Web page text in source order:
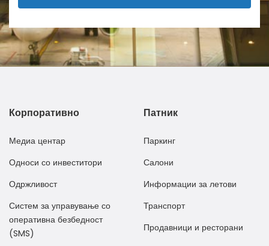
Корпоративно
Медиа центар
Односи со инвеститори
Одржливост
Систем за управување со
оперативна безбедност
(SMS)
Патник
Паркинг
Салони
Информации за летови
Транспорт
Продавници и ресторани